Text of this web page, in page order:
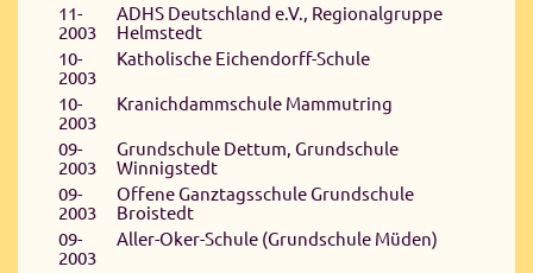
11-
2003
ADHS Deutschland e.V., Regionalgruppe
Helmstedt
10-
2003
Katholische Eichendorff-Schule
10-
2003
Kranichdammschule Mammutring
09-
2003
Grundschule Dettum, Grundschule
Winnigstedt
09-
2003
Offene Ganztagsschule Grundschule
Broistedt
09-
2003
Aller-Oker-Schule (Grundschule Müden)